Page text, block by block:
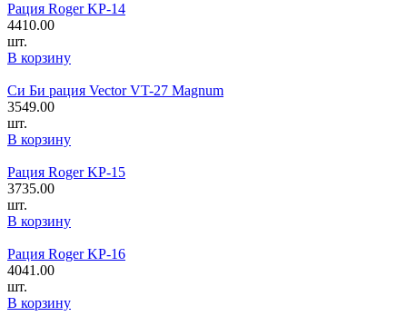
Рация Roger KP-14
4410.00
шт.
В корзину
Си Би рация Vector VT-27 Magnum
3549.00
шт.
В корзину
Рация Roger KP-15
3735.00
шт.
В корзину
Рация Roger KP-16
4041.00
шт.
В корзину